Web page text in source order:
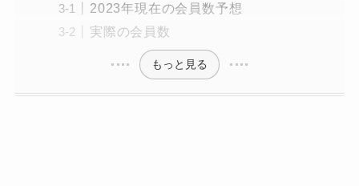
2023年現在の会員数予想
実際の会員数
もっと見る